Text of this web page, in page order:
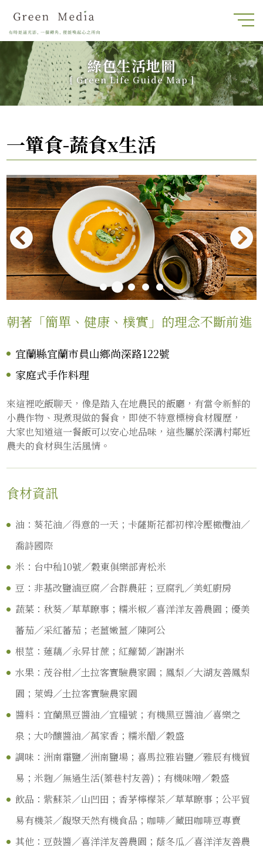
綠色生活地圖
[ Green Life Guide Map]
一簞食-蔬食x生活
朝著「簡單、健康、樸實」的理念不斷前進
宜蘭縣宜蘭市員山鄉尚深路122號
家庭式手作料理
來這裡吃飯聊天，像是踏入在地農民的飯廳，有當令新鮮的
小農作物、現煮現做的餐食，即使不特意標榜食材履歷，
大家也知道這一餐飯可以安心地品味，這些屬於深溝村鄰近
農夫的食材與生活風情。
食材資訊
油：葵花油／得意的一天；卡薩斯花都初榨冷壓橄欖油／
喬詩國際
米：台中秈10號／穀東俱樂部青松米
豆：非基改鹽滷豆腐／合群農莊；豆腐乳／美虹廚房
蔬菜：秋葵／草草瞭事；糯米椒／喜洋洋友善農園；優美
蕃茄／采紅蕃茄；老薑嫩薑／陳阿公
根莖：蓮藕／永昇甘蔗；紅蘿蔔／謝謝米
水果：茂谷柑／土拉客實驗農家園；鳳梨／大湖友善鳳梨
園；萊姆／土拉客實驗農家園
醬料：宜蘭黑豆醬油／宜糧號；有機黑豆醬油／喜樂之
泉；大吟釀醬油／萬家香；糯米醋／穀盛
調味：洲南霜鹽／洲南鹽場；喜馬拉雅岩鹽／雅辰有機貿
易；米麴／無過生活(蓁巷村友善)；有機味噌／穀盛
飲品：紫蘇茶／山凹田；香茅檸檬茶／草草瞭事；公平貿
易有機茶／馥聚天然有機食品；咖啡／藏田咖啡豆專賣
其他：豆鼓醬／喜洋洋友善農園；蔭冬瓜／喜洋洋友善農